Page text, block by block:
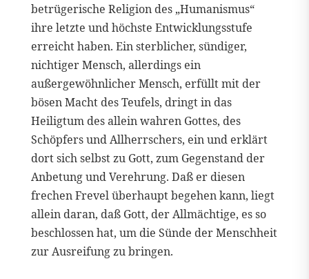
betrügerische Religion des „Humanismus“
ihre letzte und höchste Entwicklungsstufe
erreicht haben. Ein sterblicher, sündiger,
nichtiger Mensch, allerdings ein
außergewöhnlicher Mensch, erfüllt mit der
bösen Macht des Teufels, dringt in das
Heiligtum des allein wahren Gottes, des
Schöpfers und Allherrschers, ein und erklärt
dort sich selbst zu Gott, zum Gegenstand der
Anbetung und Verehrung. Daß er diesen
frechen Frevel überhaupt begehen kann, liegt
allein daran, daß Gott, der Allmächtige, es so
beschlossen hat, um die Sünde der Menschheit
zur Ausreifung zu bringen.